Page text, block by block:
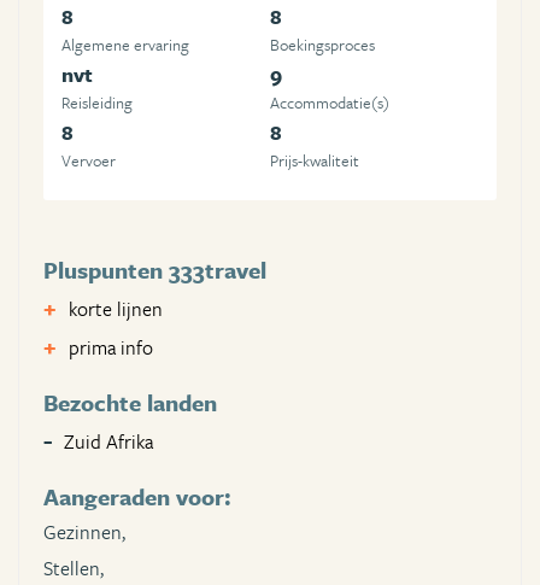
8
Algemene ervaring
8
Boekingsproces
nvt
Reisleiding
9
Accommodatie(s)
8
Vervoer
8
Prijs-kwaliteit
Pluspunten 333travel
korte lijnen
prima info
Bezochte landen
Zuid Afrika
Aangeraden voor:
Gezinnen,
Stellen,